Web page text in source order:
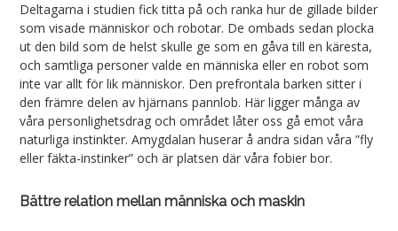
Deltagarna i studien fick titta på och ranka hur de gillade bilder
som visade människor och robotar. De ombads sedan plocka
ut den bild som de helst skulle ge som en gåva till en käresta,
och samtliga personer valde en människa eller en robot som
inte var allt för lik människor. Den prefrontala barken sitter i
den främre delen av hjärnans pannlob. Här ligger många av
våra personlighetsdrag och området låter oss gå emot våra
naturliga instinkter. Amygdalan huserar å andra sidan våra ”fly
eller fäkta-instinker” och är platsen där våra fobier bor.
Bättre relation mellan människa och maskin